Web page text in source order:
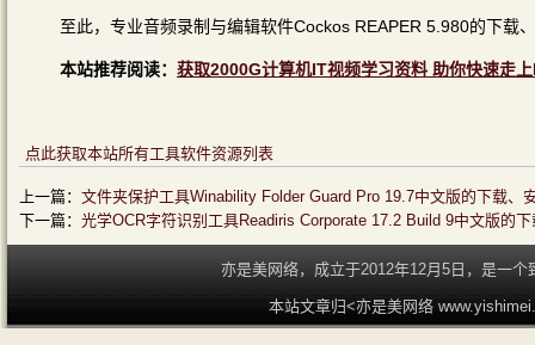
至此，专业音频录制与编辑软件Cockos REAPER 5.980的下载
本站推荐阅读： 获取2000G计算机IT视频学习资料 助你快速走
点此获取本站所有工具软件资源列表
上一篇： 文件夹保护工具Winability Folder Guard Pro 19.7中文版的下载、
下一篇： 光学OCR字符识别工具Readiris Corporate 17.2 Build 9中文版的
亦是美网络，成立于2012年12月5日，是一
本站文章归<亦是美网络